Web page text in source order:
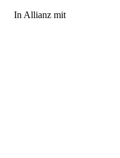
In Allianz mit